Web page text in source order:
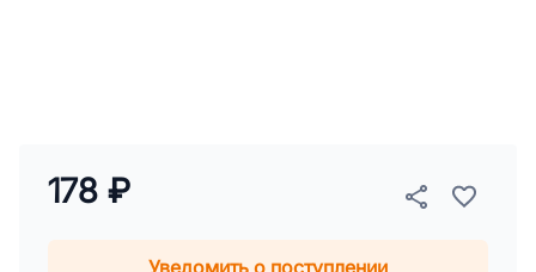
178 ₽
Уведомить о поступлении